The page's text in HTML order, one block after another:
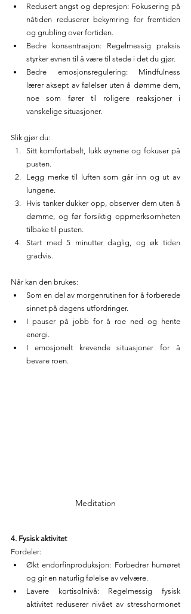
Redusert angst og depresjon: Fokusering på
nåtiden reduserer bekymring for fremtiden
og grubling over fortiden.
Bedre konsentrasjon: Regelmessig praksis
styrker evnen til å være til stede i det du gjør.
Bedre emosjonsregulering: Mindfulness
lærer aksept av følelser uten å dømme dem,
noe som fører til roligere reaksjoner i
vanskelige situasjoner.
Slik gjør du:
Sitt komfortabelt, lukk øynene og fokuser på
pusten.
Legg merke til luften som går inn og ut av
lungene.
Hvis tanker dukker opp, observer dem uten å
dømme, og før forsiktig oppmerksomheten
tilbake til pusten.
Start med 5 minutter daglig, og øk tiden
gradvis.
Når kan den brukes:
Som en del av morgenrutinen for å forberede
sinnet på dagens utfordringer.
I pauser på jobb for å roe ned og hente
energi.
I emosjonelt krevende situasjoner for å
bevare roen.
Meditation
4. Fysisk aktivitet
Fordeler:
Økt endorfinproduksjon: Forbedrer humøret
og gir en naturlig følelse av velvære.
Lavere kortisolnivå: Regelmessig fysisk
aktivitet reduserer nivået av stresshormonet